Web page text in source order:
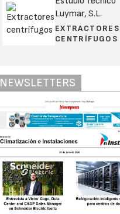
Luymar, S.L.
EXTRACTORES
CENTRÍFUGOS
NEWSLETTERS